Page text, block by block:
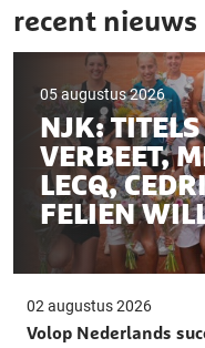
recent nieuws
05 augustus 2026
NJK:
VERBEET,
LECQ,
FELIEN
02 augustus 2026
Volop Nederlands